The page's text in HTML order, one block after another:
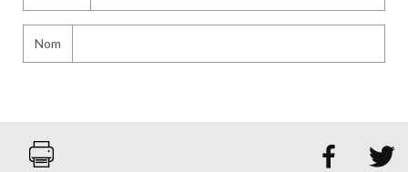
Nom
 